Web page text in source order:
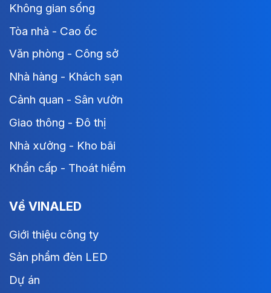
Không gian sống
Tòa nhà - Cao ốc
Văn phòng - Công sở
Nhà hàng - Khách sạn
Cảnh quan - Sân vườn
Giao thông - Đô thị
Nhà xưởng - Kho bãi
Khẩn cấp - Thoát hiểm
Về VINALED
Giới thiệu công ty
Sản phẩm đèn LED
Dự án